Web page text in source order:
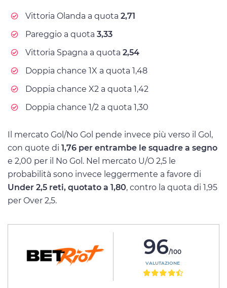
Vittoria Olanda a quota 2,71
Pareggio a quota 3,33
Vittoria Spagna a quota 2,54
Doppia chance 1X a quota 1,48
Doppia chance X2 a quota 1,42
Doppia chance 1/2 a quota 1,30
Il mercato Gol/No Gol pende invece più verso il Gol,
con quote di 1,76 per entrambe le squadre a segno
e 2,00 per il No Gol. Nel mercato U/O 2,5 le
probabilità sono invece leggermente a favore di
Under 2,5 reti, quotato a 1,80, contro la quota di 1,95
per Over 2,5.
96/100
VALUTAZIONE